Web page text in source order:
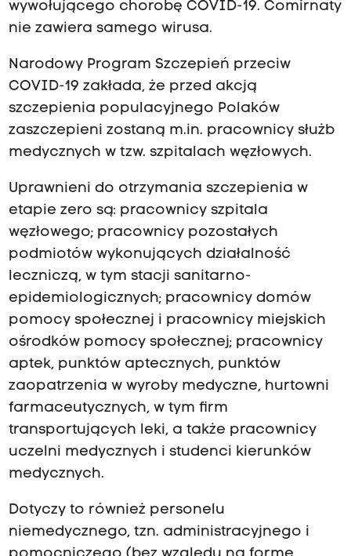
wywołującego chorobę COVID-19. Comirnaty
nie zawiera samego wirusa.
Narodowy Program Szczepień przeciw
COVID-19 zakłada, że przed akcją
szczepienia populacyjnego Polaków
zaszczepieni zostaną m.in. pracownicy służb
medycznych w tzw. szpitalach węzłowych.
Uprawnieni do otrzymania szczepienia w
etapie zero są: pracownicy szpitala
węzłowego; pracownicy pozostałych
podmiotów wykonujących działalność
leczniczą, w tym stacji sanitarno-
epidemiologicznych; pracownicy domów
pomocy społecznej i pracownicy miejskich
ośrodków pomocy społecznej; pracownicy
aptek, punktów aptecznych, punktów
zaopatrzenia w wyroby medyczne, hurtowni
farmaceutycznych, w tym firm
transportujących leki, a także pracownicy
uczelni medycznych i studenci kierunków
medycznych.
Dotyczy to również personelu
niemedycznego, tzn. administracyjnego i